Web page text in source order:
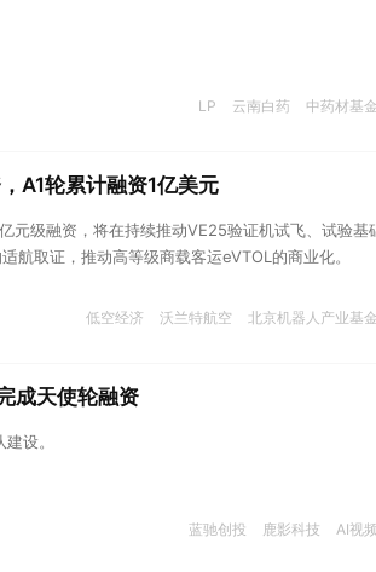
LP 云南白药 中药材基金
A1轮累计融资1亿美元
元级融资，将在持续推动VE25验证机试飞、试验基
航取证，推动高等级商载客运eVTOL的商业化。
低空经济 沃兰特航空 北京机器人产业基金
成天使轮融资
设。
蓝驰创投 鹿影科技 AI视频